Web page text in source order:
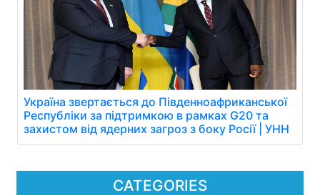
CATEGORIES
Україна звертається до Південноафриканської
Республіки за підтримкою в рамках G20 та
захистом від ядерних загроз з боку Росії | УНН